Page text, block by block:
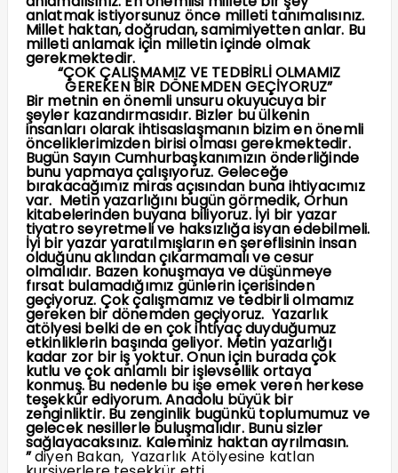
anlatmak istiyorsunuz önce milleti tanımalısınız.
Millet haktan, doğrudan, samimiyetten anlar. Bu
milleti anlamak için milletin içinde olmak
gerekmektedir.
“ÇOK ÇALIŞMAMIZ VE TEDBİRLİ OLMAMIZ
GEREKEN BİR DÖNEMDEN GEÇİYORUZ”
Bir metnin en önemli unsuru okuyucuya bir
şeyler kazandırmasıdır. Bizler bu ülkenin
insanları olarak ihtisaslaşmanın bizim en önemli
önceliklerimizden birisi olması gerekmektedir.
Bugün Sayın Cumhurbaşkanımızın önderliğinde
bunu yapmaya çalışıyoruz. Geleceğe
bırakacağımız miras açısından buna ihtiyacımız
var. Metin yazarlığını bugün görmedik, Orhun
kitabelerinden buyana biliyoruz. İyi bir yazar
tiyatro seyretmeli ve haksızlığa isyan edebilmeli.
İyi bir yazar yaratılmışların en şereflisinin insan
olduğunu aklından çıkarmamalı ve cesur
olmalıdır. Bazen konuşmaya ve düşünmeye
fırsat bulamadığımız günlerin içerisinden
geçiyoruz. Çok çalışmamız ve tedbirli olmamız
gereken bir dönemden geçiyoruz. Yazarlık
atölyesi belki de en çok ihtiyaç duyduğumuz
etkinliklerin başında geliyor. Metin yazarlığı
kadar zor bir iş yoktur. Onun için burada çok
kutlu ve çok anlamlı bir işlevsellik ortaya
konmuş. Bu nedenle bu işe emek veren herkese
teşekkür ediyorum. Anadolu büyük bir
zenginliktir. Bu zenginlik bugünkü toplumumuz ve
gelecek nesillerle buluşmalıdır. Bunu sizler
sağlayacaksınız. Kaleminiz haktan ayrılmasın.
”diyen Bakan, Yazarlık Atölyesine katlan